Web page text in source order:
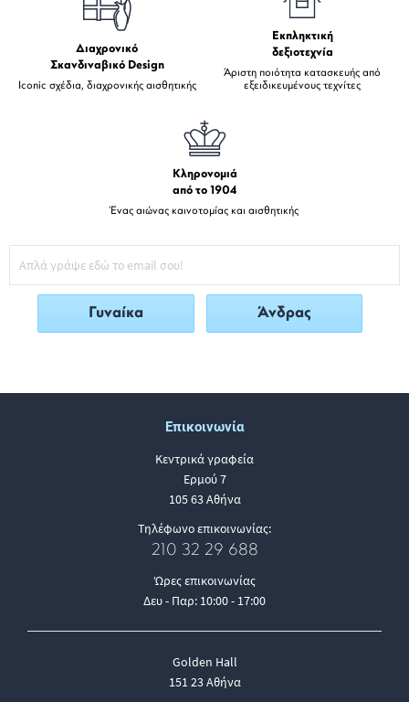
Διαχρονικό
Σκανδιναβικό Design
Iconic σχέδια, διαχρονικής αισθητικής
Εκπληκτική
δεξιοτεχνία
Άριστη ποιότητα κατασκευής από
εξειδικευμένους τεχνίτες
Κληρονομιά
από το 1904
Ένας αιώνας καινοτομίας και αισθητικής
Γυναίκα Άνδρας
Επικοινωνία
Κεντρικά γραφεία
Ερμού 7
105 63 Αθήνα
Τηλέφωνο επικοινωνίας:
210 32 29 688
Ώρες επικοινωνίας
Δευ - Παρ: 10:00 - 17:00
Golden Hall
151 23 Αθήνα